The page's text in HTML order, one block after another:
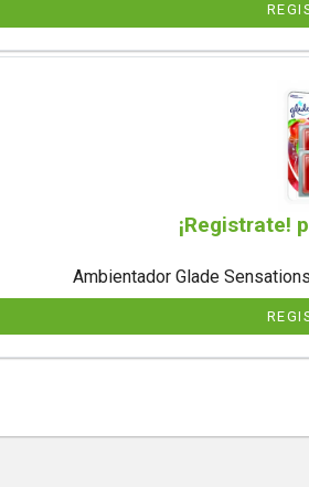
¡Registrate!
Ambientador Glade